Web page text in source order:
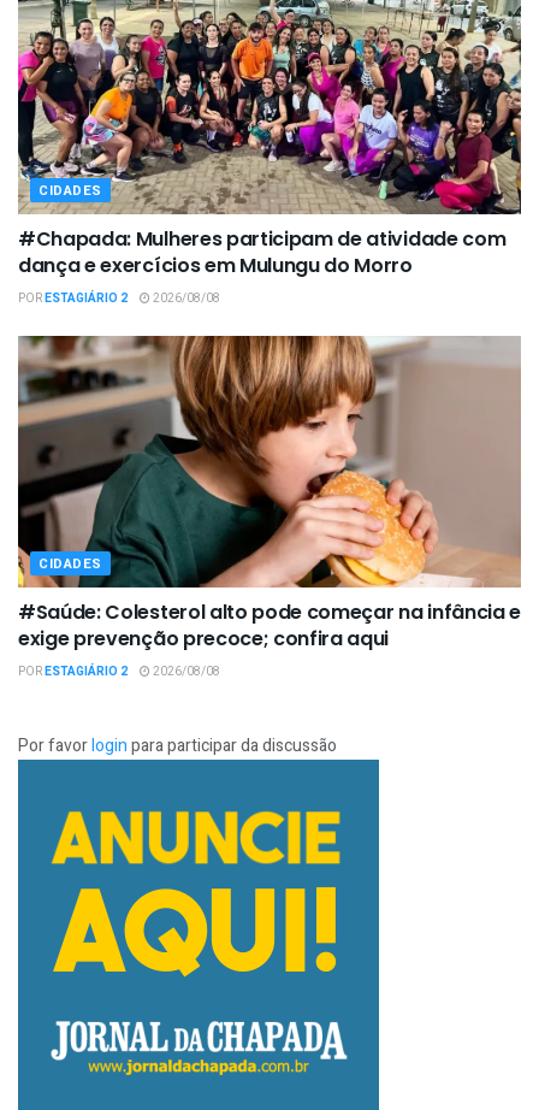
CIDADES
#Chapada: Mulheres participam de atividade com
dança e exercícios em Mulungu do Morro
PORESTAGIÁRIO 2 2026/08/08
CIDADES
#Saúde: Colesterol alto pode começar na infância e
exige prevenção precoce; confira aqui
PORESTAGIÁRIO 2 2026/08/08
Por favorloginpara participar da discussão